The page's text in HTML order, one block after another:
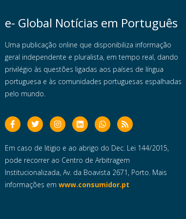
e- Global Notícias em Português
Uma publicação online que disponibiliza informação
geral independente e pluralista, em tempo real, dando
privilégio às questões ligadas aos países de língua
portuguesa e às comunidades portuguesas espalhadas
pelo mundo.
Em caso de litigio e ao abrigo do Dec. Lei 144/2015,
pode recorrer ao Centro de Arbitragem
Institucionalizada, Av. da Boavista 2671, Porto. Mais
informações em www.consumidor.pt